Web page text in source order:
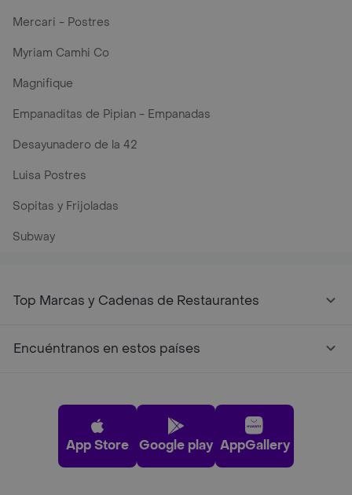
Mercari - Postres
Myriam Camhi Co
Magnifique
Empanaditas de Pipian - Empanadas
Desayunadero de la 42
Luisa Postres
Sopitas y Frijoladas
Subway
Top Marcas y Cadenas de Restaurantes
Encuéntranos en estos países
App Store Google play AppGallery